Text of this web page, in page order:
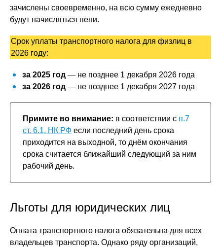
зачислены своевременно, на всю сумму ежедневно
будут начисляться пени.
Срок уплаты транспортного налога для физлиц в
2026 году:
за 2025 год — не позднее 1 декабря 2026 года
за 2026 год — не позднее 1 декабря 2027 года
Примите во внимание: в соответствии с п.7
ст. 6.1. НК РФ если последний день срока
приходится на выходной, то днём окончания
срока считается ближайший следующий за ним
рабочий день.
Льготы для юридических лиц
Оплата транспортного налога обязательна для всех
владельцев транспорта. Однако ряду организаций,